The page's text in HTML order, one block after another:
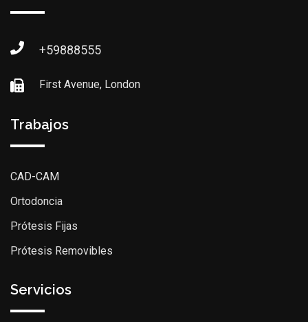
+59888555
First Avenue, London
Trabajos
CAD-CAM
Ortodoncia
Prótesis Fijas
Prótesis Removibles
Servicios